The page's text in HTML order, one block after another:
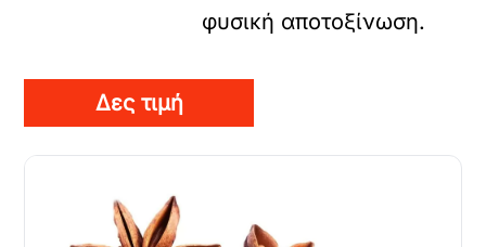
φυσική αποτοξίνωση.
Δες τιμή